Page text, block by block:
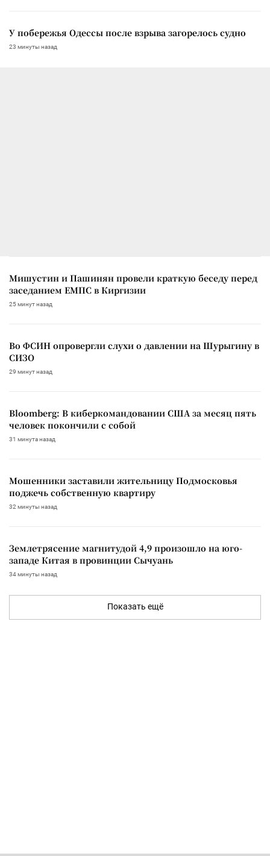
У побережья Одессы после взрыва загорелось судно
23 минуты назад
Мишустин и Пашинян провели краткую беседу перед
заседанием ЕМПС в Киргизии
25 минут назад
Во ФСИН опровергли слухи о давлении на Шурыгину в
СИЗО
29 минут назад
Bloomberg: В киберкомандовании США за месяц пять
человек покончили с собой
31 минута назад
Мошенники заставили жительницу Подмосковья
поджечь собственную квартиру
32 минуты назад
Землетрясение магнитудой 4,9 произошло на юго-
западе Китая в провинции Сычуань
34 минуты назад
Показать ещё